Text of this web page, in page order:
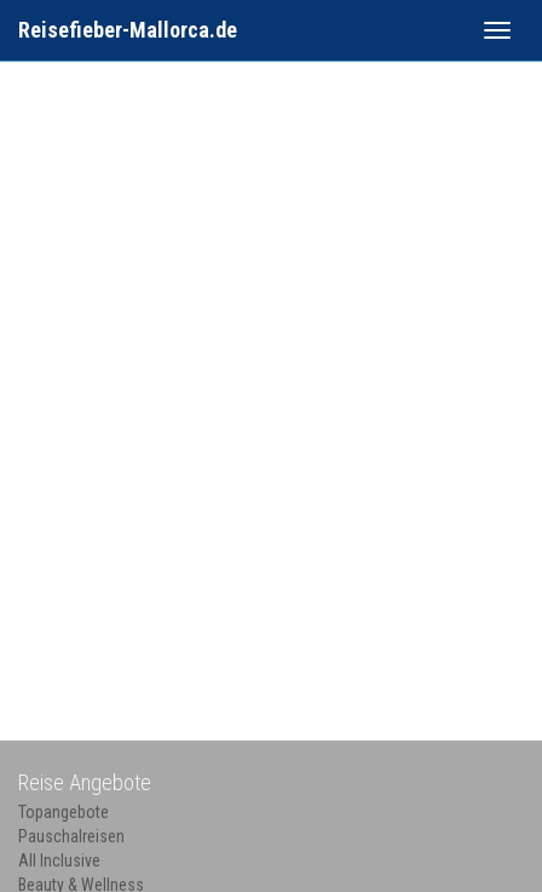
Toggle
Reisefieber-Mallorca.de
Reise Angebote
Topangebote
Pauschalreisen
All Inclusive
Beauty & Wellness